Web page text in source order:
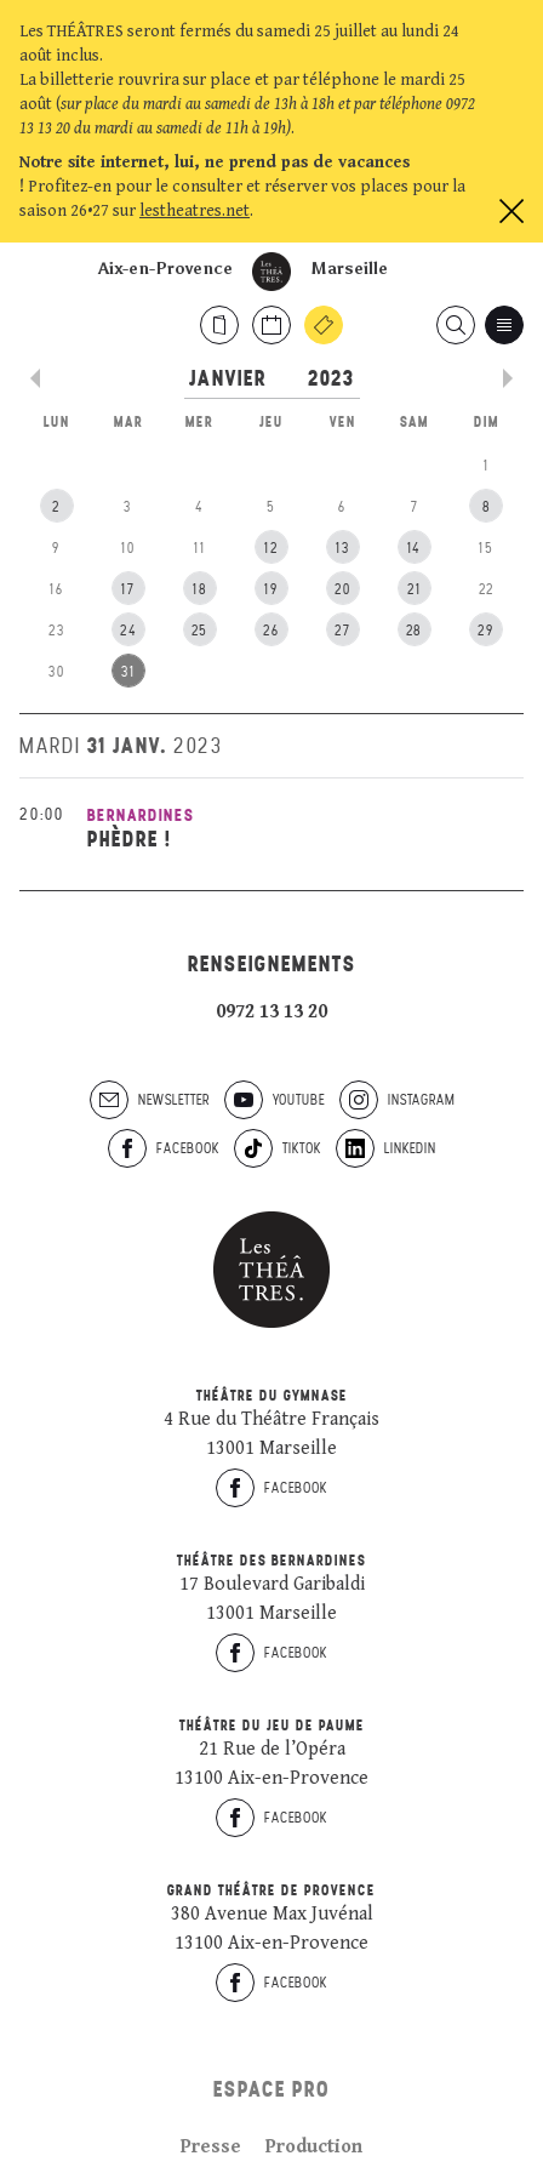
Les THÉÂTRES seront fermés du samedi 25 juillet au lundi 24
août inclus.
La billetterie rouvrira sur place et par téléphone le mardi 25
août (sur place du mardi au samedi de 13h à 18h et par téléphone 0972
13 13 20 du mardi au samedi de 11h à 19h).
Notre site internet, lui, ne prend pas de vacances
! Profitez-en pour le consulter et réserver vos places pour la
saison 26•27 sur lestheatres.net.
Marseille
Aix-en-Provence
LUN MAR MER JEU VEN SAM DIM
1
2 3 4 5 6 7 8
9 10 11 12 13 14 15
16 17 18 19 20 21 22
23 24 25 26 27 28 29
30 31
MARDI 31 JANV. 2023
20:00 BERNARDINES
PHÈDRE !
RENSEIGNEMENTS
0972 13 13 20
NEWSLETTER YOUTUBE INSTAGRAM
FACEBOOK TIKTOK LINKEDIN
THÉÂTRE DU GYMNASE
4 Rue du Théâtre Français
13001 Marseille
FACEBOOK
THÉÂTRE DES BERNARDINES
17 Boulevard Garibaldi
13001 Marseille
FACEBOOK
THÉÂTRE DU JEU DE PAUME
21 Rue de l’Opéra
13100 Aix-en-Provence
FACEBOOK
GRAND THÉÂTRE DE PROVENCE
380 Avenue Max Juvénal
13100 Aix-en-Provence
FACEBOOK
ESPACE PRO
Presse Production